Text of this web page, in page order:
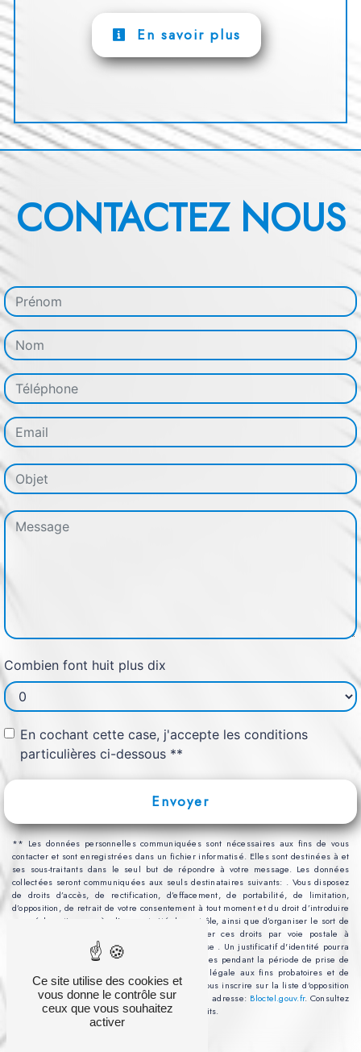
En savoir plus
CONTACTEZ NOUS
Combien font huit plus dix
En cochant cette case, j'accepte les conditions
particulières ci-dessous **
Envoyer
** Les données personnelles communiquées sont nécessaires aux fins de vous
contacter et sont enregistrées dans un fichier informatisé. Elles sont destinées à et
ses sous-traitants dans le seul but de répondre à votre message. Les données
collectées seront communiquées aux seuls destinataires suivants: . Vous disposez
de droits d’accès, de rectification, d’effacement, de portabilité, de limitation,
d’opposition, de retrait de votre consentement à tout moment et du droit d’introduire
une réclamation auprès d’une autorité de contrôle, ainsi que d’organiser le sort de
vos données post-mortem. Vous pouvez exercer ces droits par voie postale à
l'adresse ou par courrier électronique à l'adresse . Un justificatif d'identité pourra
vous être demandé. Nous conservons vos données pendant la période de prise de
contact puis pendant la durée de prescription légale aux fins probatoires et de
gestion des contentieux. Vous avez le droit de vous inscrire sur la liste d'opposition
au démarchage téléphonique, disponible à cette adresse: Bloctel.gouv.fr. Consultez
le site cnil.fr pour plus d’informations sur vos droits.
Ce site utilise des cookies et
vous donne le contrôle sur
ceux que vous souhaitez
activer